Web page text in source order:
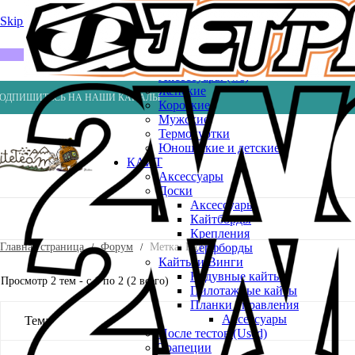
Skip to navigation Skip to main content
НА НАШИ КАНАЛЫ
Весла
Насосы
ВЕЙК
Шлемы
ГИДРОКОСТЮМЫ
Аксессуары (ws)
Женские
Короткие
Мужские
Термокуртки
Юношеские и детские
КАЙТ
Аксессуары
Доски
Аксессуары
Кайтборды
Крепления
Серфборды
Кайты и Винги
Надувные кайты
Пилотажные кайты
Планки управления
Аксессуары
После тестов (Used)
Трапеции
Главная страница Форум Метка: Калды
Просмотр 2 тем - с 1 по 2 (2 всего)
Тема